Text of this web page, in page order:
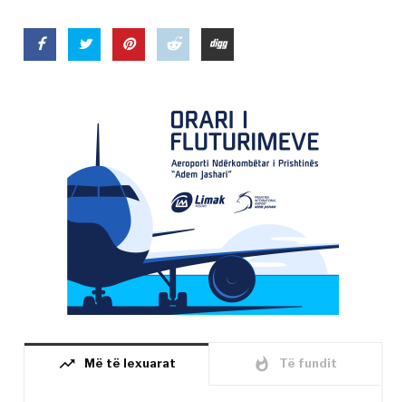
trending_up Më të lexuarat whatshot Të fundit